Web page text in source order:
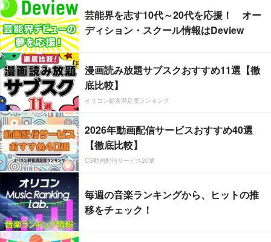
芸能界を志す10代～20代を応援！ オー
ディション・スクール情報はDeview
漫画読み放題サブスクおすすめ11選【徹
底比較】
オリコン顧客満足度ランキング
2026年動画配信サービスおすすめ40選
【徹底比較】
CS動画配信サービス20選
毎週の音楽ランキングから、ヒットの推
移をチェック！